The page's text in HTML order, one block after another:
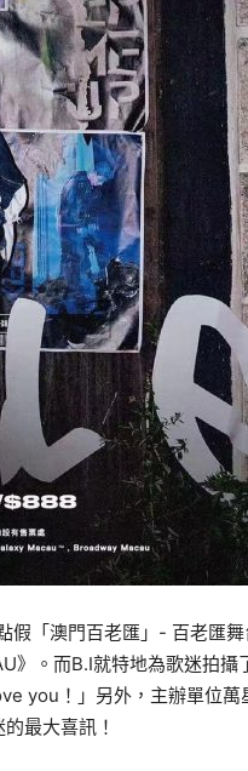
「澳門百老匯」- 百老匯舞
》。而B.I就特地為歌迷拍攝
you！」另外，主辦單位萬
最大喜訊！